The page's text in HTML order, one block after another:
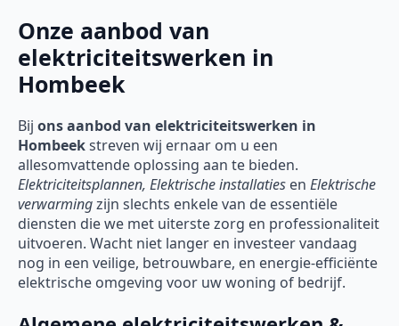
Onze aanbod van
elektriciteitswerken in
Hombeek
Bij ons aanbod van elektriciteitswerken in
Hombeekstreven wij ernaar om u een
allesomvattende oplossing aan te bieden.
Elektriciteitsplannen, Elektrische installaties en Elektrische
verwarmingzijn slechts enkele van de essentiële
diensten die we met uiterste zorg en professionaliteit
uitvoeren. Wacht niet langer en investeer vandaag
nog in een veilige, betrouwbare, en energie-efficiënte
elektrische omgeving voor uw woning of bedrijf.